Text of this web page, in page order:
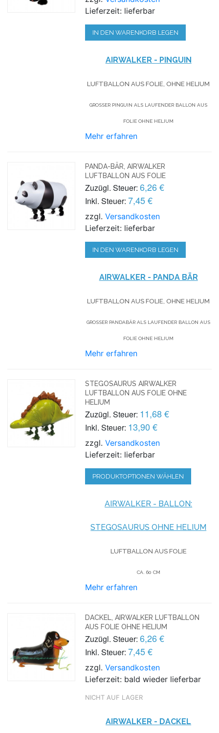
Lieferzeit: lieferbar
IN DEN WARENKORB LEGEN
AIRWALKER - PINGUIN
LUFTBALLON AUS FOLIE, OHNE HELIUM
GROSSER PINGUIN ALS LAUFENDER BALLON AUS F
OLIE OHNE HELIUM
Mehr erfahren
PANDA-BÄR, AIRWALKER
LUFTBALLON AUS FOLIE
Zuzügl. Steuer: 6,26 €
Inkl. Steuer: 7,45 €
zzgl.Versandkosten
Lieferzeit: lieferbar
IN DEN WARENKORB LEGEN
AIRWALKER - PANDA BÄR
LUFTBALLON AUS FOLIE, OHNE HELIUM
GROSSER PANDABÄR ALS LAUFENDER BALLON AUS F
OLIE OHNE HELIUM
Mehr erfahren
STEGOSAURUS AIRWALKER
LUFTBALLON AUS FOLIE OHNE
HELIUM
Zuzügl. Steuer: 11,68 €
Inkl. Steuer: 13,90 €
zzgl.Versandkosten
Lieferzeit: lieferbar
PRODUKTOPTIONEN WÄHLEN
AIRWALKER - BALLON:
STEGOSAURUS OHNE HELIUM
LUFTBALLON AUS FOLIE
CA. 60 CM
Mehr erfahren
DACKEL, AIRWALKER LUFTBALLON
AUS FOLIE OHNE HELIUM
Zuzügl. Steuer: 6,26 €
Inkl. Steuer: 7,45 €
zzgl.Versandkosten
Lieferzeit: bald wieder lieferbar
NICHT AUF LAGER
AIRWALKER - DACKEL